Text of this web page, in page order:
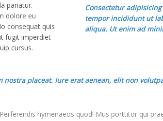
pariatur.
dolore eu
consequat quis
fugit imperdiet
cursus.
Consectetur
tempor incididunt ut
aliqua. Ut enim ad
placeat. Iure erat aenean, elit non
hymenaeos quod! Mus porttitor qui